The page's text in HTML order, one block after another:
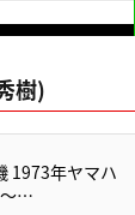
樹)
1973年ヤマハ
～…